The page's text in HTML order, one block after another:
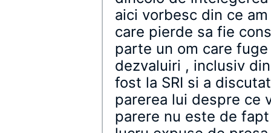
aici vorbesc din ce
care pierde sa fie
parte un om care
dezvaluiri , inclusiv
fost la SRI si a
parerea lui despre ce
parere nu este de